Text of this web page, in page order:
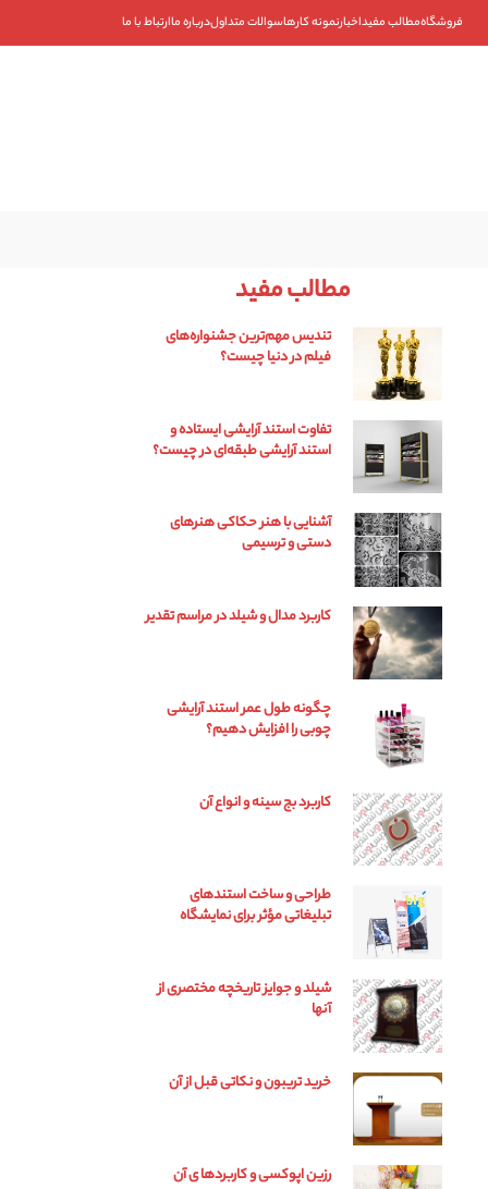
فروشگاهمطالب مفیداخبارنمونه کارهاسوالات متداولدرباره ماارتباط با ما
مطالب مفید
تندیس مهم‌ترین جشنواره‌های
فیلم در دنیا چیست؟
تفاوت استند آرایشی ایستاده و
استند آرایشی طبقه‌ای در چیست؟
آشنایی با هنر حکاکی هنرهای
دستی و ترسیمی
کاربرد مدال و شیلد در مراسم تقدیر
چگونه طول عمر استند آرایشی
چوبی را افزایش دهیم؟
کاربرد بج سینه و انواع آن
طراحی و ساخت استندهای
تبلیغاتی مؤثر برای نمایشگاه
شیلد و جوایز تاریخچه مختصری از
آنها
خرید تریبون و نکاتی قبل از آن
رزین اپوکسی و کاربردها ی آن